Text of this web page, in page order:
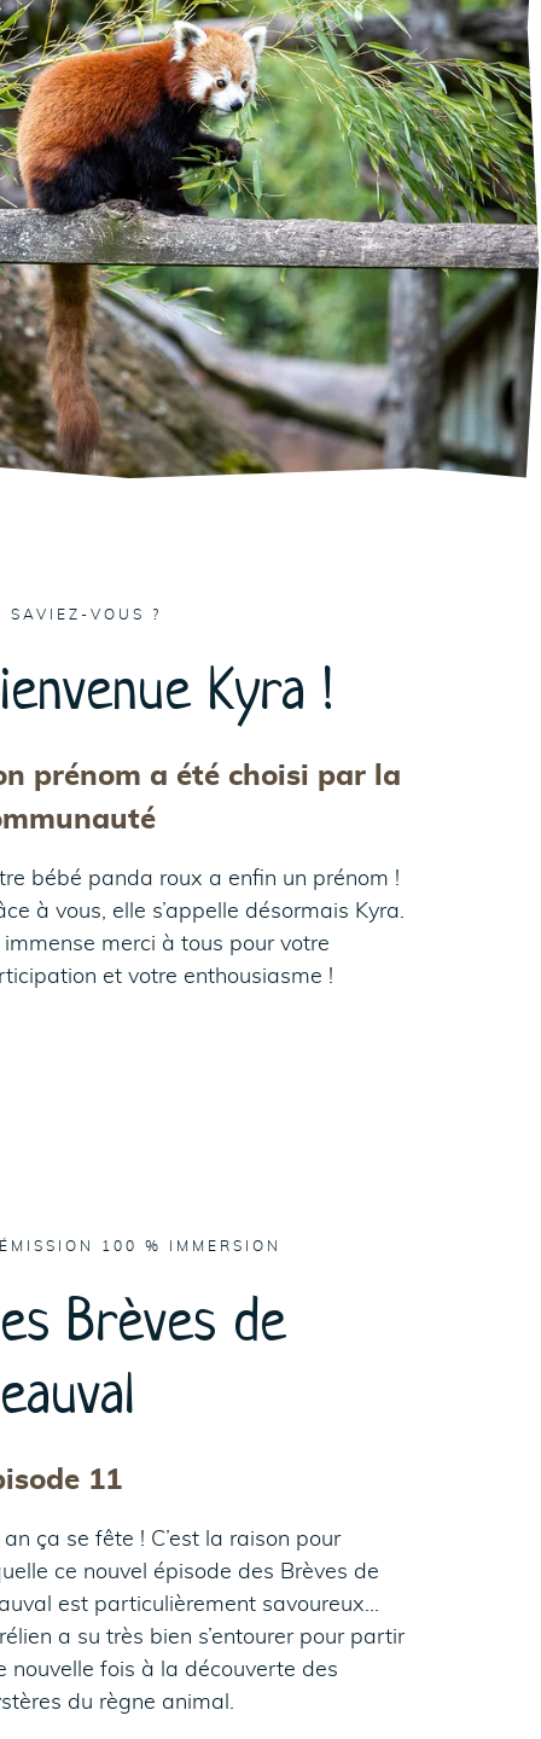
SAVIEZ-VOUS ?
Kyra !
prénom a été choisi par la
bébé panda roux a enfin un prénom !
à vous, elle s’appelle désormais Kyra.
immense merci à tous pour votre
et votre enthousiasme !
100 % IMMERSION
Brèves de
11
an ça se fête ! C’est la raison pour
ce nouvel épisode des Brèves de
est particulièrement savoureux…
a su très bien s’entourer pour partir
nouvelle fois à la découverte des
du règne animal.